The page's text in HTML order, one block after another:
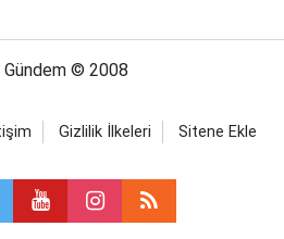
Gündem © 2008
Gizlilik İlkeleri Sitene Ekle